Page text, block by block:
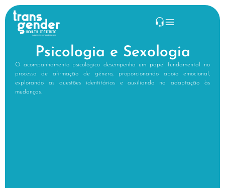
Psicologia e Sexologia
O acompanhamento psicológico desempenha um papel fundamental no
processo de afirmação de género, proporcionando apoio emocional,
explorando as questões identitárias e auxiliando na adaptação às
mudanças.